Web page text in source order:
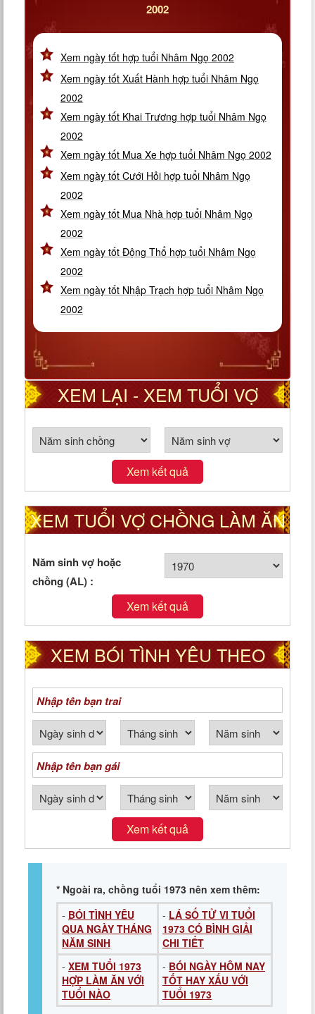
2002
Xem ngày tốt hợp tuổi Nhâm Ngọ 2002
Xem ngày tốt Xuất Hành hợp tuổi Nhâm Ngọ
2002
Xem ngày tốt Khai Trương hợp tuổi Nhâm Ngọ
2002
Xem ngày tốt Mua Xe hợp tuổi Nhâm Ngọ 2002
Xem ngày tốt Cưới Hỏi hợp tuổi Nhâm Ngọ
2002
Xem ngày tốt Mua Nhà hợp tuổi Nhâm Ngọ
2002
Xem ngày tốt Động Thổ hợp tuổi Nhâm Ngọ
2002
Xem ngày tốt Nhập Trạch hợp tuổi Nhâm Ngọ
2002
XEM LẠI - XEM TUỔI VỢ
CHỒNG THEO CUNG PHI
Xem kết quả
XEM TUỔI VỢ CHỒNG LÀM ĂN
TỐT HAY XẤU
Năm sinh vợ hoặc
chồng (AL) :
Xem kết quả
XEM BÓI TÌNH YÊU THEO
NGÀY THÁNG NĂM SINH
Xem kết quả
* Ngoài ra, chồng tuổi 1973 nên xem thêm:
- BÓI TÌNH YÊU
QUA NGÀY THÁNG
NĂM SINH
- LÁ SỐ TỬ VI TUỔI
1973 CÓ BÌNH GIẢI
CHI TIẾT
- XEM TUỔI 1973
HỢP LÀM ĂN VỚI
TUỔI NÀO
- BÓI NGÀY HÔM NAY
TỐT HAY XẤU VỚI
TUỔI 1973